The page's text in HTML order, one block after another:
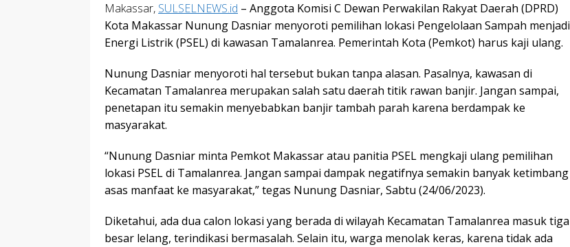
Makassar, SULSELNEWS.id – Anggota Komisi C Dewan Perwakilan Rakyat Daerah (DPRD)
Kota Makassar Nunung Dasniar menyoroti pemilihan lokasi Pengelolaan Sampah menjadi
Energi Listrik (PSEL) di kawasan Tamalanrea. Pemerintah Kota (Pemkot) harus kaji ulang.
Nunung Dasniar menyoroti hal tersebut bukan tanpa alasan. Pasalnya, kawasan di
Kecamatan Tamalanrea merupakan salah satu daerah titik rawan banjir. Jangan sampai,
penetapan itu semakin menyebabkan banjir tambah parah karena berdampak ke
masyarakat.
“Nunung Dasniar minta Pemkot Makassar atau panitia PSEL mengkaji ulang pemilihan
lokasi PSEL di Tamalanrea. Jangan sampai dampak negatifnya semakin banyak ketimbang
asas manfaat ke masyarakat,” tegas Nunung Dasniar, Sabtu (24/06/2023).
Diketahui, ada dua calon lokasi yang berada di wilayah Kecamatan Tamalanrea masuk tiga
besar lelang, terindikasi bermasalah. Selain itu, warga menolak keras, karena tidak ada